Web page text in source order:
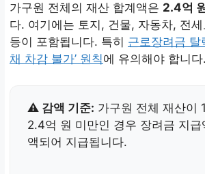
3,800만 원
330만 원
가구원 전체의 재산 합계액은 2.4억
다. 여기에는 토지, 건물, 자동차, 전
등이 포함됩니다. 특히 근로장려금 탈
채 차감 불가’ 원칙에 유의해야 합니다.
⚠️ 감액 기준: 가구원 전체 재산이
2.4억 원 미만인 경우 장려금 지
액되어 지급됩니다.